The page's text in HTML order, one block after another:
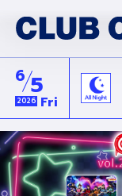
6 5
2026 Fri